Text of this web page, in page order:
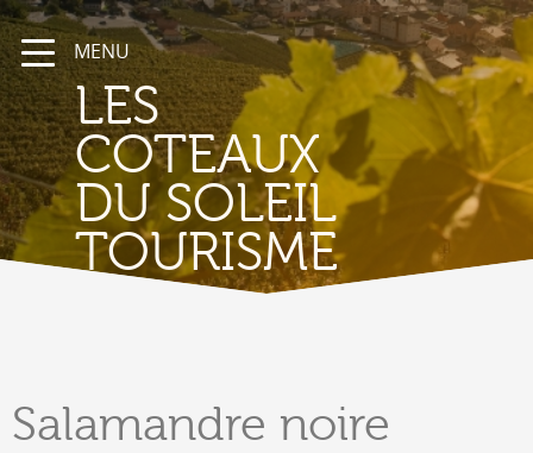
MENU
LES
COTEAUX
DU SOLEIL
TOURISME
Salamandre noire